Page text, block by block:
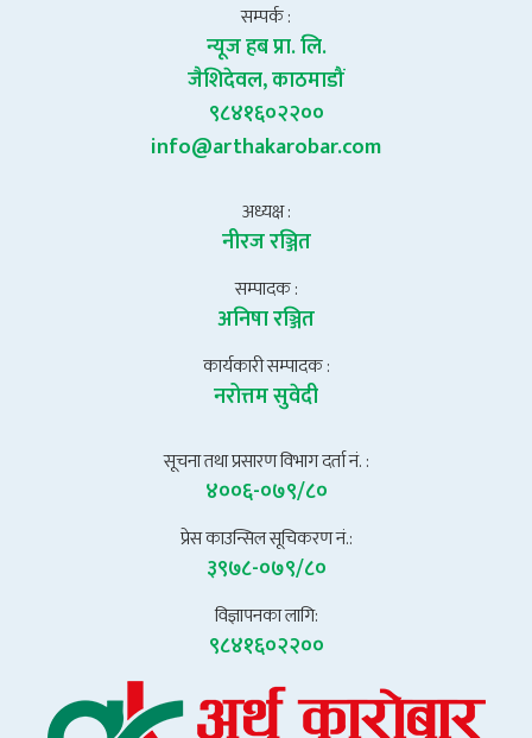
सम्पर्क :
न्यूज हब प्रा. लि.
जैशिदेवल, काठमाडौं
९८४१६०२२००
info@arthakarobar.com
अध्यक्ष :
नीरज रञ्जित
सम्पादक :
अनिषा रञ्जित
कार्यकारी सम्पादक :
नरोत्तम सुवेदी
सूचना तथा प्रसारण विभाग दर्ता नं. :
४००६-०७९/८०
प्रेस काउन्सिल सूचिकरण नं.:
३९७८-०७९/८०
विज्ञापनका लागि:
९८४१६०२२००